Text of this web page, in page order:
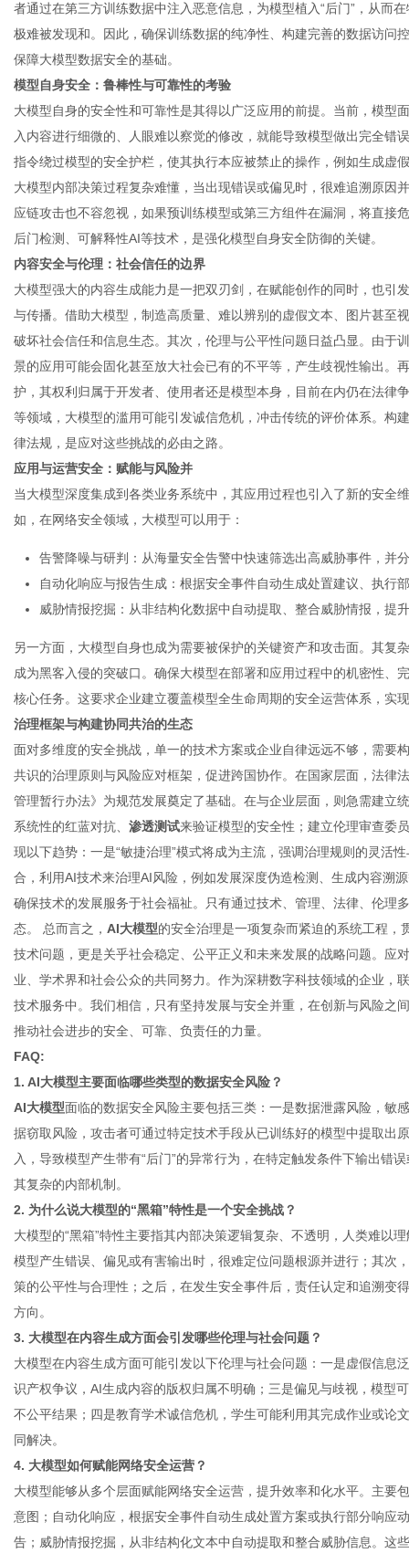
者通过在第三方训练数据中注入恶意信息，为模型植入“后门”，从而
极难被发现和。因此，确保训练数据的纯净性、构建完善的数据访问
保障大模型数据安全的基础。
模型自身安全：鲁棒性与可靠性的考验
大模型自身的安全性和可靠性是其得以广泛应用的前提。当前，模型
入内容进行细微的、人眼难以察觉的修改，就能导致模型做出完全
指令绕过模型的安全护栏，使其执行本应被禁止的操作，例如生成虚
大模型内部决策过程复杂难懂，当出现错误或偏见时，很难追溯原因
应链攻击也不容忽视，如果预训练模型或第三方组件在漏洞，将直接
后门检测、可解释性AI等技术，是强化模型自身安全防御的关键。
内容安全与伦理：社会信任的边界
大模型强大的内容生成能力是一把双刃剑，在赋能创作的同时，也引
与传播。借助大模型，制造高质量、难以辨别的虚假文本、图片甚至
破坏社会信任和信息生态。其次，伦理与公平性问题日益凸显。由于
景的应用可能会固化甚至放大社会已有的不平等，产生歧视性输出。
护，其权利归属于开发者、使用者还是模型本身，目前在内仍在法律
等领域，大模型的滥用可能引发诚信危机，冲击传统的评价体系。构
律法规，是应对这些挑战的必由之路。
应用与运营安全：赋能与风险并
当大模型深度集成到各类业务系统中，其应用过程也引入了新的安全
如，在网络安全领域，大模型可以用于：
告警降噪与研判：从海量安全告警中快速筛选出高威胁事件，并
自动化响应与报告生成：根据安全事件自动生成处置建议、执行
威胁情报挖掘：从非结构化数据中自动提取、整合威胁情报，提
另一方面，大模型自身也成为需要被保护的关键资产和攻击面。其复
成为黑客入侵的突破口。确保大模型在部署和应用过程中的机密性、
核心任务。这要求企业建立覆盖模型全生命周期的安全运营体系，实
治理框架与构建协同共治的生态
面对多维度的安全挑战，单一的技术方案或企业自律远远不够，需要
共识的治理原则与风险应对框架，促进跨国协作。在国家层面，法律
管理暂行办法》为规范发展奠定了基础。在与企业层面，则急需建立
系统性的红蓝对抗、 渗透测试来验证模型的安全性；建立伦理审查委
现以下趋势：一是“敏捷治理”模式将成为主流，强调治理规则的灵活
合，利用AI技术来治理AI风险，例如发展深度伪造检测、生成内容溯
确保技术的发展服务于社会福祉。只有通过技术、管理、法律、伦理
态。 总而言之， AI大模型的安全治理是一项复杂而紧迫的系统工程
技术问题，更是关乎社会稳定、公平正义和未来发展的战略问题。应
业、学术界和社会公众的共同努力。作为深耕数字科技领域的企业，
技术服务中。我们相信，只有坚持发展与安全并重，在创新与风险之
推动社会进步的安全、可靠、负责任的力量。
FAQ:
1. AI大模型主要面临哪些类型的数据安全风险？
AI大模型面临的数据安全风险主要包括三类：一是数据泄露风险，敏
据窃取风险，攻击者可通过特定技术手段从已训练好的模型中提取出
入，导致模型产生带有“后门”的异常行为，在特定触发条件下输出错
其复杂的内部机制。
2. 为什么说大模型的“黑箱”特性是一个安全挑战？
大模型的“黑箱”特性主要指其内部决策逻辑复杂、不透明，人类难以
模型产生错误、偏见或有害输出时，很难定位问题根源并进行；其次
策的公平性与合理性；之后，在发生安全事件后，责任认定和追溯变
方向。
3. 大模型在内容生成方面会引发哪些伦理与社会问题？
大模型在内容生成方面可能引发以下伦理与社会问题：一是虚假信息
识产权争议，AI生成内容的版权归属不明确；三是偏见与歧视，模型
不公平结果；四是教育学术诚信危机，学生可能利用其完成作业或论
同解决。
4. 大模型如何赋能网络安全运营？
大模型能够从多个层面赋能网络安全运营，提升效率和化水平。主要
意图；自动化响应，根据安全事件自动生成处置方案或执行部分响应
告；威胁情报挖掘，从非结构化文本中自动提取和整合威胁信息。这